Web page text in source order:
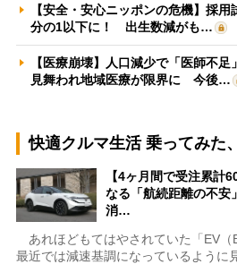
【安全・安心ニッポンの危機】採
分の1以下に！ 出生数減がも…
【医療崩壊】人口減少で「医師不
見舞われ地域医療が限界に 今後…
快適クルマ生活 乗ってみた
【4ヶ月間で受注累計
なる「航続距離の不安
消…
あれほどもてはやされていた「EV（
最近では減速基調になっているように